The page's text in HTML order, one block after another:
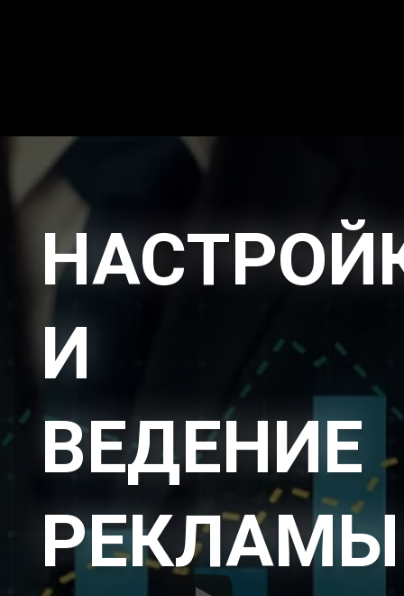
И
ВЕДЕНИЕ
РЕКЛАМЫ